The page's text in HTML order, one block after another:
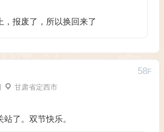
，报废了，所以换回来了
甘肃省定西市
58F
了。双节快乐。